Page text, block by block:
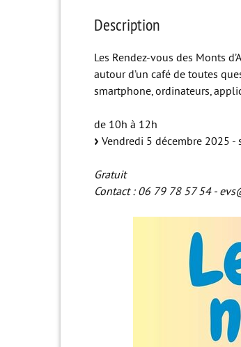
Description
Les Rendez-vous des Monts
autour d’un café de toutes
smartphone, ordinateurs,
de 10h à 12h
Vendredi 5 décembre 2025 -
Gratuit
Contact : 06 79 78 57 54 -